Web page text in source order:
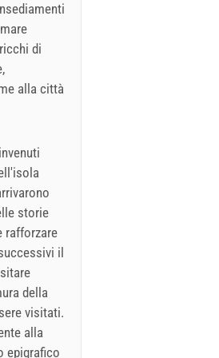
di
alla città
storie
rafforzare
il
della
visitati.
alla
epigrafico